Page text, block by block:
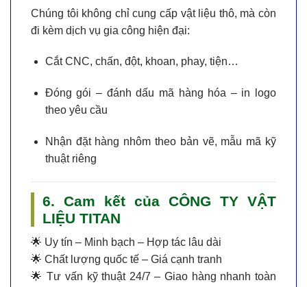
Chúng tôi không chỉ cung cấp vật liệu thô, mà còn
đi kèm dịch vụ gia công hiện đại:
Cắt CNC, chấn, đột, khoan, phay, tiện…
Đóng gói – đánh dấu mã hàng hóa – in logo
theo yêu cầu
Nhận đặt hàng nhôm theo bản vẽ, mẫu mã kỹ
thuật riêng
6. Cam kết của CÔNG TY VẬT
LIỆU TITAN
🌟 Uy tín – Minh bạch – Hợp tác lâu dài
🌟 Chất lượng quốc tế – Giá cạnh tranh
🌟Tư vấn kỹ thuật 24/7 – Giao hàng nhanh toàn